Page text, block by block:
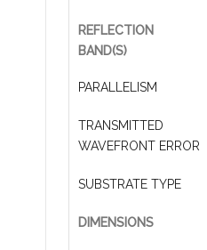
REFLECTION
BAND(S)
PARALLELISM
TRANSMITTED
WAVEFRONT ERROR
SUBSTRATE TYPE
DIMENSIONS